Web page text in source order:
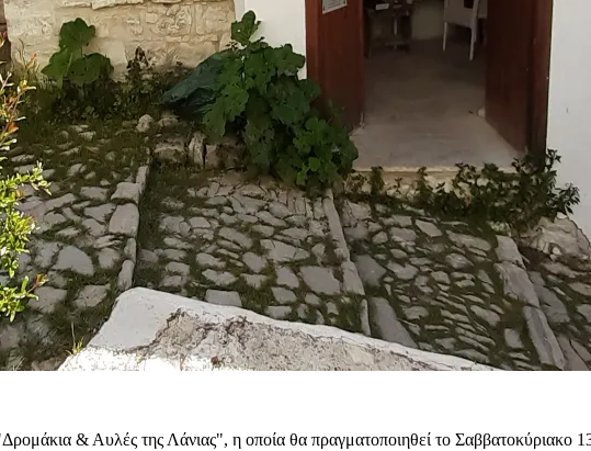
& Αυλές της Λάνιας", η οποία θα πραγματοποιηθεί το Σαββατοκύριακο